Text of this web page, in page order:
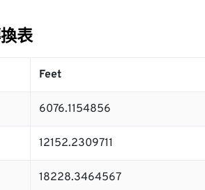
表
Feet
6076.1154856
12152.2309711
18228.3464567